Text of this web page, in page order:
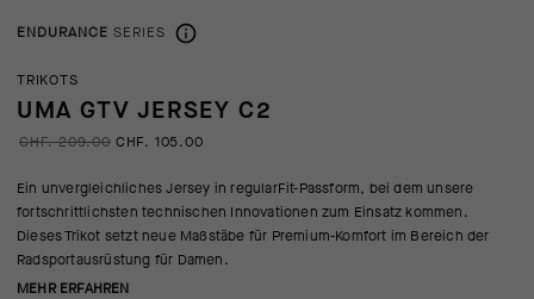
ENDURANCE SERIES
TRIKOTS
UMA GTV JERSEY C2
CHF. 209.00 CHF. 105.00
Ein unvergleichliches Jersey in regularFit-Passform, bei dem unsere
fortschrittlichsten technischen Innovationen zum Einsatz kommen.
Dieses Trikot setzt neue Maßstäbe für Premium-Komfort im Bereich der
Radsportausrüstung für Damen.
MEHR ERFAHREN